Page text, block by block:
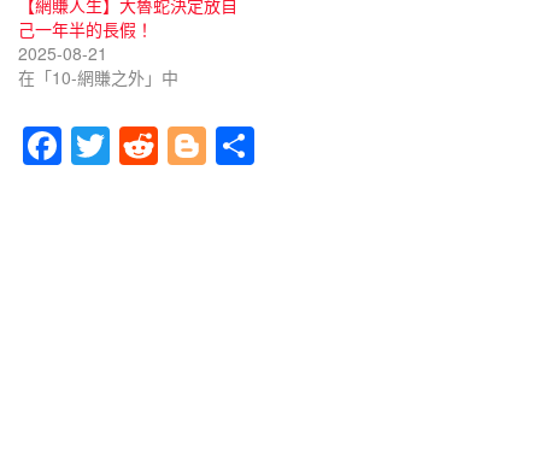
【網賺人生】大魯蛇決定放自
己一年半的長假！
2025-08-21
在「10-網賺之外」中
F
a
T
wi
R
e
Bl
o